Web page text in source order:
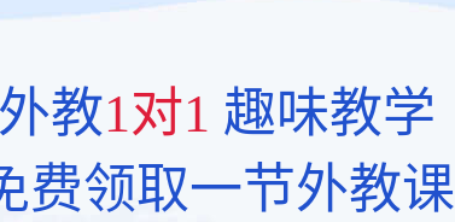
外教1对1 趣味教学
费领取一节外教课